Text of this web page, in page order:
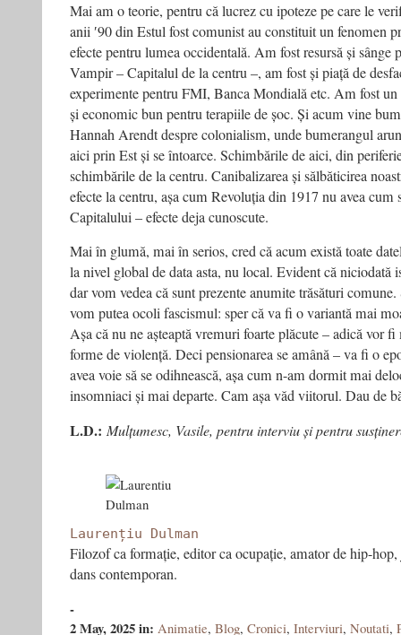
Mai am o teorie, pentru că lucrez cu ipoteze pe care le
anii ʹ90 din Estul fost comunist au constituit un fenomen
efecte pentru lumea occidentală. Am fost resursă și sânge
Vampir – Capitalul de la centru –, am fost și piață de
experimente pentru FMI, Banca Mondială etc. Am fost
și economic bun pentru terapiile de șoc. Și acum vine
Hannah Arendt despre colonialism, unde bumerangul
aici prin Est și se întoarce. Schimbările de aici, din
schimbările de la centru. Canibalizarea și sălbăticirea
efecte la centru, așa cum Revoluția din 1917 nu avea cum
Capitalului – efecte deja cunoscute.
Mai în glumă, mai în serios, cred că acum există toate
la nivel global de data asta, nu local. Evident că niciodată
dar vom vedea că sunt prezente anumite trăsături
vom putea ocoli fascismul: sper că va fi o variantă mai
Așa că nu ne așteaptă vremuri foarte plăcute – adică vor
forme de violență. Deci pensionarea se amână – va fi o
avea voie să se odihnească, așa cum n-am dormit mai
insomniaci și mai departe. Cam așa văd viitorul. Dau de
L.D.: Mulțumesc, Vasile, pentru interviu și pentru
Laurențiu Dulman
Filozof ca formație, editor ca ocupație, amator de hip-
dans contemporan.
-
2 May, 2025in: Animatie, Blog, Cronici, Interviuri, Noutati,